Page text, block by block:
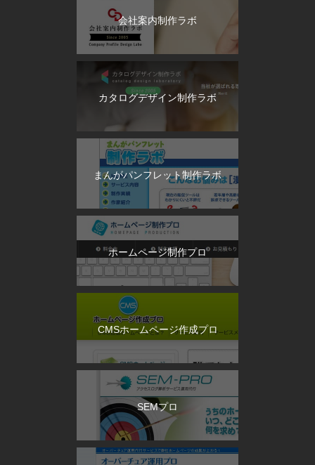
会社案内制作ラボ
カタログデザイン制作ラボ
まんがパンフレット制作ラボ
ホームページ制作プロ
CMSホームページ作成プロ
SEMプロ